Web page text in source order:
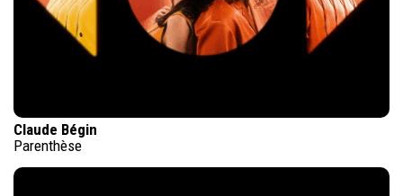
Claude Bégin
Parenthèse